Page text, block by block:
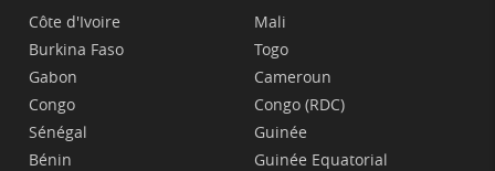
Côte d'Ivoire
Burkina Faso
Gabon
Congo
Sénégal
Bénin
Mali
Togo
Cameroun
Congo (RDC)
Guinée
Guinée Equatorial